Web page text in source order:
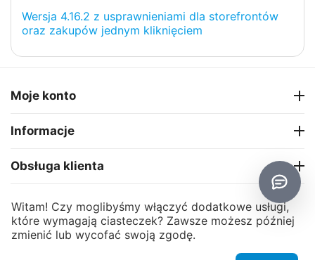
Wersja 4.16.2 z usprawnieniami dla storefrontów
oraz zakupów jednym kliknięciem
Moje konto
Informacje
Obsługa klienta
O firmie
Witam! Czy moglibyśmy włączyć dodatkowe usługi,
które wymagają ciasteczek? Zawsze możesz później
zmienić lub wycofać swoją zgodę.